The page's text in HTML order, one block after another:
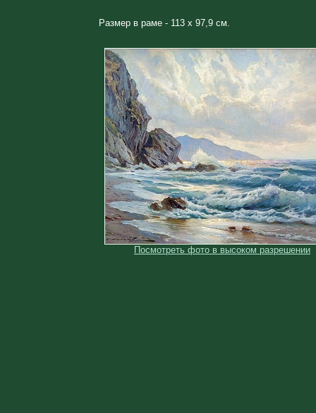
Размер в раме - 113 х 97,9 см.
Посмотреть фото в высоком разрешении